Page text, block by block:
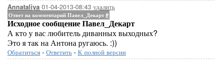
Annataliya 01-04-2013-08:43 удалить
Ответ на комментарий Павел_Декарт#
Исходное сообщение Павел_Декарт
А кто у вас любитель диванных выходных?
Это я так на Антона ругаюсь. :))
Обратиться - Ответить - К полной версии